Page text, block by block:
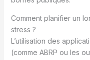
Comment planifier un
stress ?
L’utilisation des
(comme ABRP ou les